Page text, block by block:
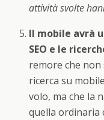
attività svolte
Il mobile avrà
SEO e le
remore che non
ricerca su
volo, ma che la
quella ordinaria